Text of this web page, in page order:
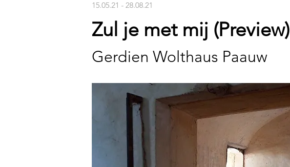
15.05.21 - 28.08.21
Zul je met mij (Preview)
Gerdien Wolthaus Paauw